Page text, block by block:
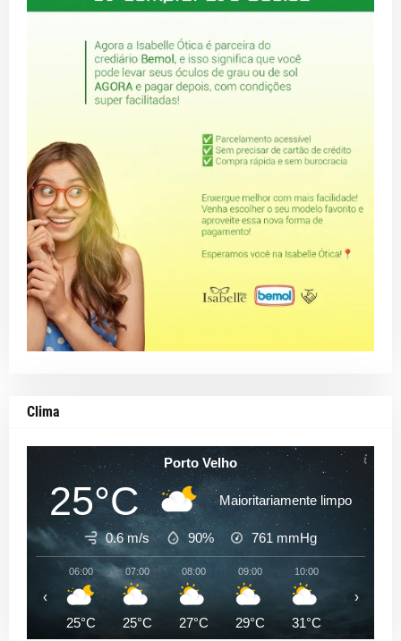
Clima
Porto Velho
25°C Maioritariamente limpo
0.6 m/s 90% 761 mmHg
06:00
25°C
07:00
25°C
08:00
27°C
09:00
29°C
10:00
31°C
‹ ›